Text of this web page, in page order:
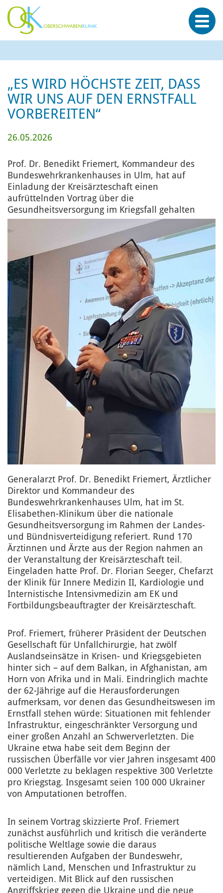
„ES WIRD HÖCHSTE ZEIT, DASS
WIR UNS AUF DEN ERNSTFALL
VORBEREITEN“
26.05.2026
Prof. Dr. Benedikt Friemert, Kommandeur des
Bundeswehrkrankenhauses in Ulm, hat auf
Einladung der Kreisärzteschaft einen
aufrüttelnden Vortrag über die
Gesundheitsversorgung im Kriegsfall gehalten
Generalarzt Prof. Dr. Benedikt Friemert, Ärztlicher
Direktor und Kommandeur des
Bundeswehrkrankenhauses Ulm, hat im St.
Elisabethen-Klinikum über die nationale
Gesundheitsversorgung im Rahmen der Landes-
und Bündnisverteidigung referiert. Rund 170
Ärztinnen und Ärzte aus der Region nahmen an
der Veranstaltung der Kreisärzteschaft teil.
Eingeladen hatte Prof. Dr. Florian Seeger, Chefarzt
der Klinik für Innere Medizin II, Kardiologie und
Internistische Intensivmedizin am EK und
Fortbildungsbeauftragter der Kreisärzteschaft.
Prof. Friemert, früherer Präsident der Deutschen
Gesellschaft für Unfallchirurgie, hat zwölf
Auslandseinsätze in Krisen- und Kriegsgebieten
hinter sich – auf dem Balkan, in Afghanistan, am
Horn von Afrika und in Mali. Eindringlich machte
der 62-Jährige auf die Herausforderungen
aufmerksam, vor denen das Gesundheitswesen im
Ernstfall stehen würde: Situationen mit fehlender
Infrastruktur, eingeschränkter Versorgung und
einer großen Anzahl an Schwerverletzten. Die
Ukraine etwa habe seit dem Beginn der
russischen Überfälle vor vier Jahren insgesamt 400
000 Verletzte zu beklagen respektive 300 Verletzte
pro Kriegstag. Insgesamt seien 100 000 Ukrainer
von Amputationen betroffen.
In seinem Vortrag skizzierte Prof. Friemert
zunächst ausführlich und kritisch die veränderte
politische Weltlage sowie die daraus
resultierenden Aufgaben der Bundeswehr,
nämlich Land, Menschen und Infrastruktur zu
verteidigen. Mit Blick auf den russischen
Angriffskrieg gegen die Ukraine und die neue